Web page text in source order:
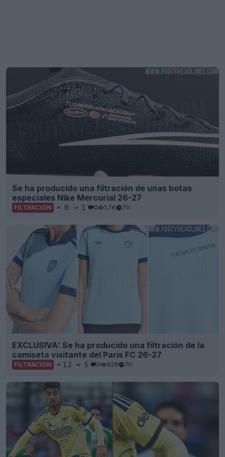
Se ha producido una filtración de unas botas
especiales Nike Mercurial 26-27
FILTRACIÓN 6 1 0 1.7K 7h
EXCLUSIVA: Se ha producido una filtración de la
camiseta visitante del Paris FC 26-27
FILTRACIÓN 12 5 0 928 7h